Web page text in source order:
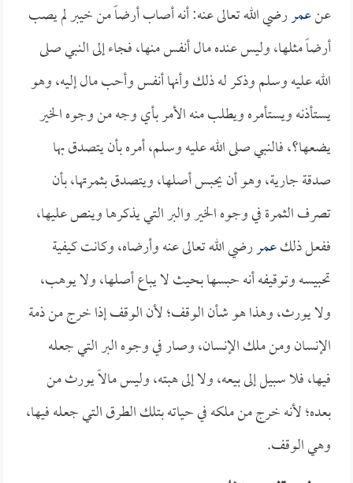
عنعمررضي الله تعالى عنه: أنه أصاب أرضاً من خيبر لم يصب
أرضاً مثلها، وليس عنده مال أنفس منها، فجاء إلى النبي صلى
الله عليه وسلم وذكر له ذلك وأنها أنفس وأحب مال إليه، وهو
يستأذنه ويستأمره ويطلب منه الأمر بأي وجه من وجوه الخير
يضعها؟، فالنبي صلى الله عليه وسلم، أمره بأن يتصدق بها
صدقة جارية، وهو أن يحبس أصلها، ويتصدق بثمرتها، بأن
تصرف الثمرة في وجوه الخير والبر التي يذكرها وينص عليها،
ففعل ذلكعمررضي الله تعالى عنه وأرضاه، وكانت كيفية
تحبيسه وتوقيفه أنه حبسها بحيث لا يباع أصلها، ولا يوهب،
ولا يورث، وهذا هو شأن الوقف؛ لأن الوقف إذا خرج من ذمة
الإنسان ومن ملك الإنسان، وصار في وجوه البر التي جعله
فيها، فلا سبيل إلى بيعه، ولا إلى هبته، وليس مالاً يورث من
بعده؛ لأنه خرج من ملكه في حياته بتلك الطرق التي جعله فيها،
وهي الوقف.